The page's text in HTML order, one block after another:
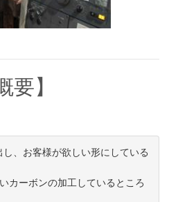
要】
、お客様が欲しい形にしている